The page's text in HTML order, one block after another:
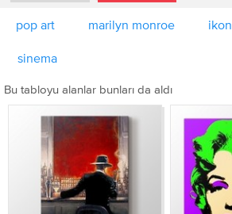
pop art marilyn monroe ikon
sinema
Bu tabloyu alanlar bunları da aldı